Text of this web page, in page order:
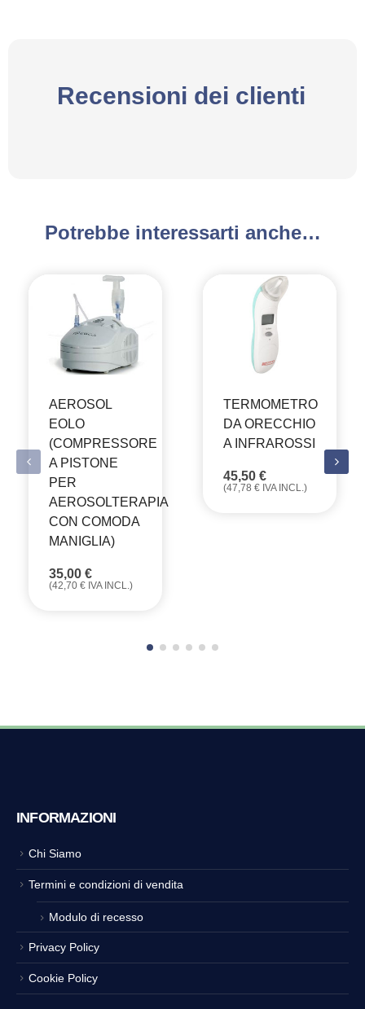
Recensioni dei clienti
Potrebbe interessarti anche…
AEROSOL
EOLO
(COMPRESSORE
A PISTONE
PER
AEROSOLTERAPIA
CON COMODA
MANIGLIA)
35,00 €
(42,70 € IVA INCL.)
TERMOMETRO
DA ORECCHIO
A INFRAROSSI
45,50 €
(47,78 € IVA INCL.)
INFORMAZIONI
Chi Siamo
Termini e condizioni di vendita
Modulo di recesso
Privacy Policy
Cookie Policy